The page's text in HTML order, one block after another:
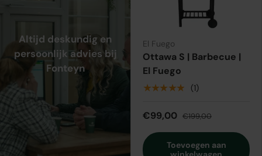
Altijd deskundig en
persoonlijk advies bij
Fonteyn
El Fuego
Ottawa S | Barbecue |
El Fuego
★★★★★ (1)
€99,00 €199,00
Toevoegen aan